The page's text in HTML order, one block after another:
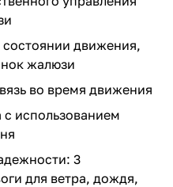
движения,
жалюзи
во время движения
с использованием
3
для ветра, дождя,